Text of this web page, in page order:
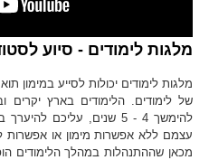
מלגות לימודים - סיוע
מלגות לימודים יכולות לסייע במימון
של לימודים. הלימודים בארץ יקרים
להימשך 4 - 5 שנים, עליכם
עצמם ללא אפשרות מימון או אפשרות
מכאן שההתנהלות במהלך הלימודים